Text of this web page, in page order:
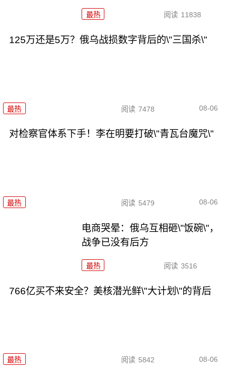
最热 阅读 11838
125万还是5万？俄乌战损数字背后的\"三国杀\"
最热 阅读 7478 08-06
对检察官体系下手！李在明要打破\"青瓦台魔咒\"
最热 阅读 5479 08-06
电商哭晕：俄乌互相砸\"饭碗\"，
战争已没有后方
最热 阅读 3516
766亿买不来安全？美核潜光鲜\"大计划\"的背后
最热 阅读 5842 08-06